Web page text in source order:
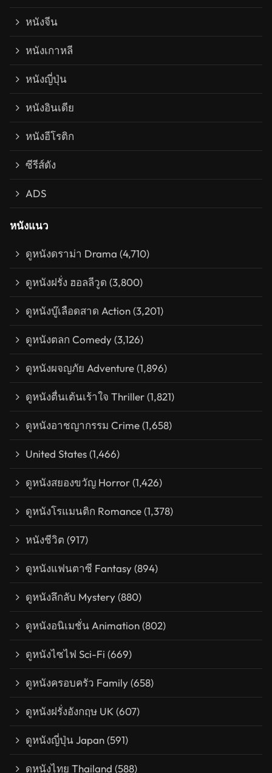
หนังจีน
หนังเกาหลี
หนังญี่ปุ่น
หนังอินเดีย
หนังอีโรติก
ซีรีส์ดัง
ADS
หนังแนว
ดูหนังดราม่า Drama (4,710)
ดูหนังฝรั่ง ฮอลลีวูด (3,800)
ดูหนังบู๊เลือดสาด Action(3,201)
ดูหนังตลก Comedy(3,126)
ดูหนังผจญภัย Adventure(1,896)
ดูหนังตื่นเต้นเร้าใจ Thriller(1,821)
ดูหนังอาชญากรรม Crime(1,658)
United States(1,466)
ดูหนังสยองขวัญ Horror(1,426)
ดูหนังโรแมนติก Romance(1,378)
หนังชีวิต (917)
ดูหนังแฟนตาซี Fantasy(894)
ดูหนังลึกลับ Mystery(880)
ดูหนังอนิเมชั่น Animation(802)
ดูหนังไซไฟ Sci-Fi (669)
ดูหนังครอบครัว Family(658)
ดูหนังฝรั่งอังกฤษ UK(607)
ดูหนังญี่ปุ่น Japan(591)
ดูหนังไทย Thailand (588)